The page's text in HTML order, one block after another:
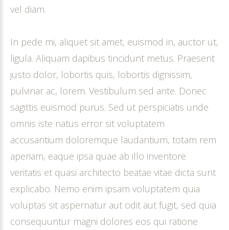
vel diam.
In pede mi, aliquet sit amet, euismod in, auctor ut,
ligula. Aliquam dapibus tincidunt metus. Praesent
justo dolor, lobortis quis, lobortis dignissim,
pulvinar ac, lorem. Vestibulum sed ante. Donec
sagittis euismod purus. Sed ut perspiciatis unde
omnis iste natus error sit voluptatem
accusantium doloremque laudantium, totam rem
aperiam, eaque ipsa quae ab illo inventore
veritatis et quasi architecto beatae vitae dicta sunt
explicabo. Nemo enim ipsam voluptatem quia
voluptas sit aspernatur aut odit aut fugit, sed quia
consequuntur magni dolores eos qui ratione